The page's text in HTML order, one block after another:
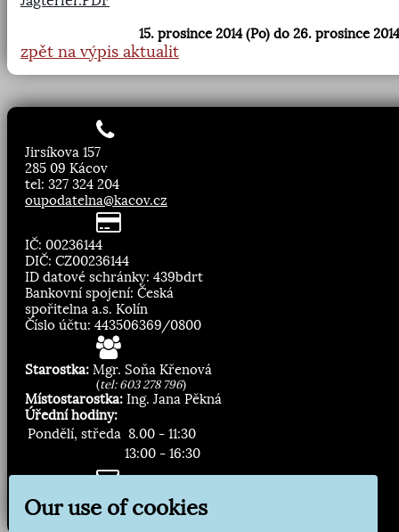
15. prosince 2014 (Po) do 26. prosince
zpět na výpis aktualit
Jirsíkova 157
285 09 Kácov
tel: 327 324 204
oupodatelna@kacov.cz
IČ: 00236144
DIČ: CZ00236144
ID datové schránky: 439bdrt
Bankovní spojení: Česká
spořitelna a.s. Kolín
Číslo účtu: 443506369/0800
Starostka: Mgr. Soňa Křenová
(tel: 603 278 796)
Místostarostka: Ing. Jana Pěkná
Úřední hodiny:
Pondělí, středa 8.00 - 11:30
13:00 - 16:30
Zasílání novinek:
Our use of cookies